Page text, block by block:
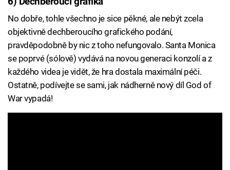
No dobře, tohle všechno je sice pěkné, ale nebýt zcela
objektivně dechberoucího grafického podání,
pravděpodobně by nic z toho nefungovalo. Santa Monica
se poprvé (sólově) vydává na novou generaci konzolí a z
každého videa je vidět, že hra dostala maximální péči.
Ostatně, podívejte se sami, jak nádherně nový díl God of
War vypadá!